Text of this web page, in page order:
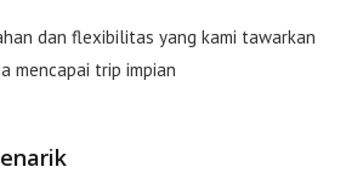
dan flexibilitas yang kami tawarkan
mencapai trip impian